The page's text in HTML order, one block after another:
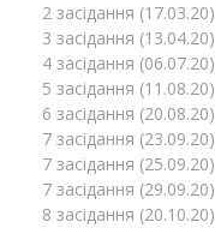
2 засідання (17.03.20)
3 засідання (13.04.20)
4 засідання (06.07.20)
5 засідання (11.08.20)
6 засідання (20.08.20)
7 засідання (23.09.20)
7 засідання (25.09.20)
7 засідання (29.09.20)
8 засідання (20.10.20)